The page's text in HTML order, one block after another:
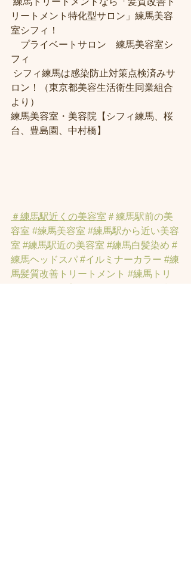
リートメント特化型サロン」練馬美容
室シフィ！
プライベートサロン　練馬美容室シ
フィ
ロン！（東京都美容生活衛生同業組合
より）
練馬美容室・美容院【シフィ練馬、桜
台、豊島園、中村橋】
＃練馬駅近くの美容室 ＃練馬駅前の美
容室 #練馬美容室 #練馬駅から近い美容
室 #練馬駅近の美容室 #練馬白髪染め #
練馬ヘッドスパ #イルミナーカラー #練
馬髪質改善トリートメント #練馬トリ